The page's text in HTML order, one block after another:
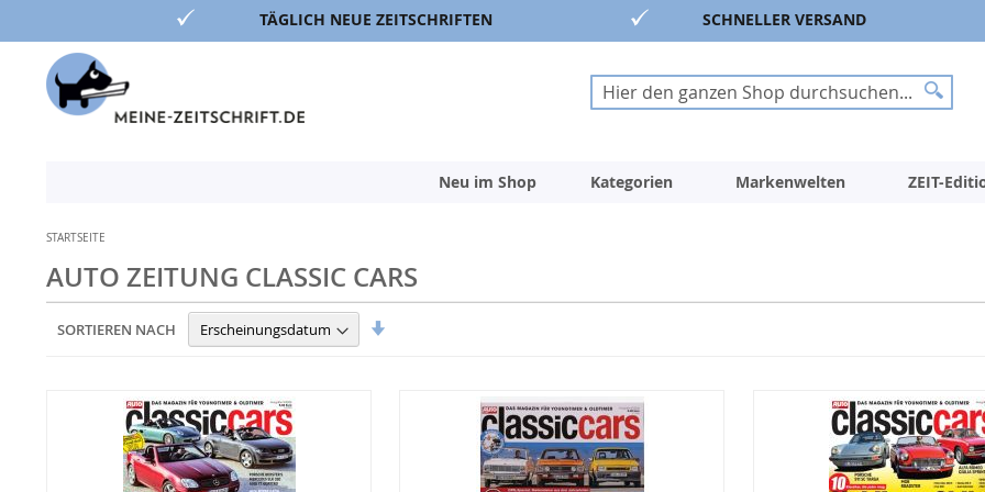
TÄGLICH NEUE ZEITSCHRIFTEN SCHNELLER VERSAND
Suche
Suche
Inhalt
Neu im Shop Kategorien Markenwelten ZEIT-
STARTSEITE
AUTO ZEITUNG CLASSIC CARS
SORTIEREN NACH